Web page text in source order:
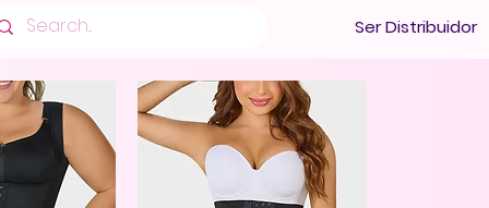
Ser Distribuidor